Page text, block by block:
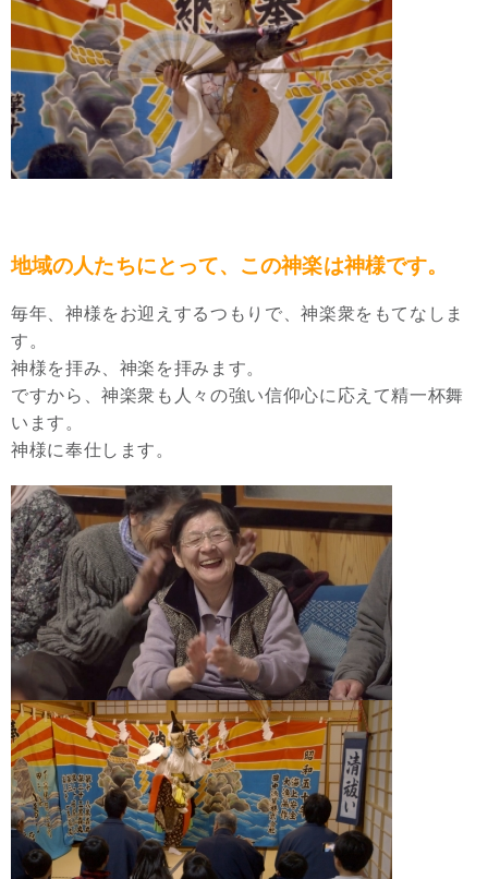
地域の人たちにとって、この神楽は神様です。
毎年、神様をお迎えするつもりで、神楽衆をもてなしま
す。
神様を拝み、神楽を拝みます。
ですから、神楽衆も人々の強い信仰心に応えて精一杯舞
います。
神様に奉仕します。